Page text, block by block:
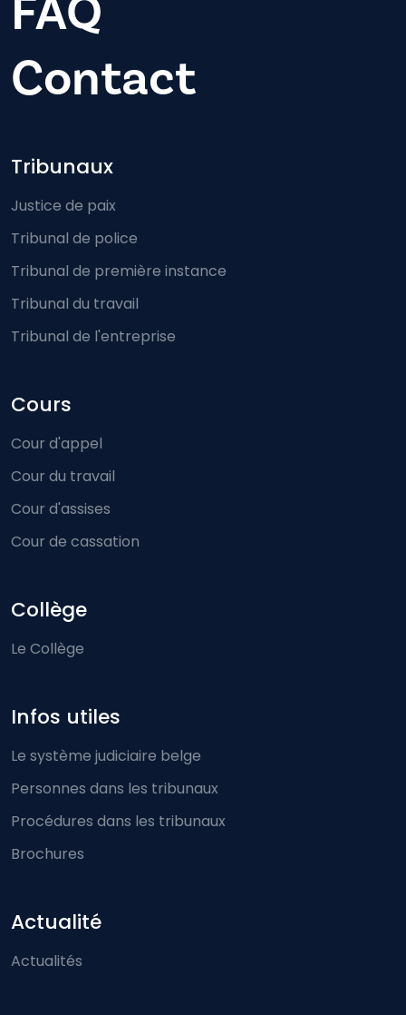
FAQ
Contact
Footer-menu
Tribunaux
Justice de paix
Tribunal de police
Tribunal de première instance
Tribunal du travail
Tribunal de l'entreprise
Cours
Cour d'appel
Cour du travail
Cour d'assises
Cour de cassation
Collège
Le Collège
Infos utiles
Le système judiciaire belge
Personnes dans les tribunaux
Procédures dans les tribunaux
Brochures
Actualité
Actualités